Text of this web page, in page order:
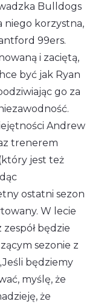
Bulldogs
niego korzystna,
99ers.
i zaciętą,
być jak Ryan
go za
Andrew
trenerem
jest też
ostatni sezon
W lecie
będzie
sezonie z
będziemy
myślę, że
że